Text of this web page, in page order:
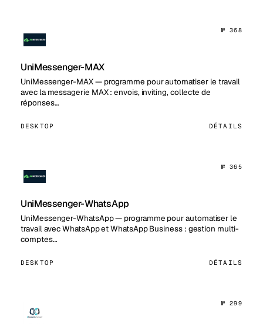
№ 368
UniMessenger-MAX
UniMessenger-MAX — programme pour automatiser le travail
avec la messagerie MAX : envois, inviting, collecte de
réponses…
DESKTOP DÉTAILS
№ 365
UniMessenger-WhatsApp
UniMessenger-WhatsApp — programme pour automatiser le
travail avec WhatsApp et WhatsApp Business : gestion multi-
comptes…
DESKTOP DÉTAILS
№ 299